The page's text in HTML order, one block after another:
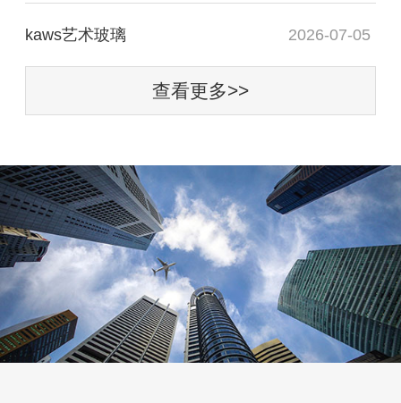
kaws艺术玻璃 2026-07-05
查看更多>>